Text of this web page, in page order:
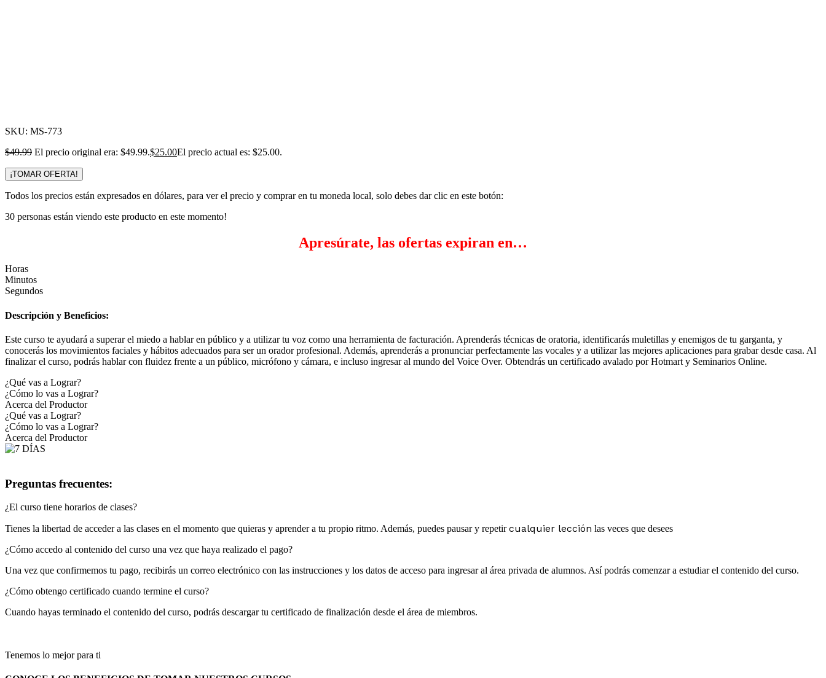
SKU: MS-773
$49.99 El precio original era: $49.99.$25.00El precio actual es: $25.00.
¡TOMAR OFERTA!
Todos los precios están expresados en dólares, para ver el precio y comprar en tu moneda local, solo debes dar clic en este botón:
30 personas están viendo este producto en este momento!
Apresúrate, las ofertas expiran en…
Horas
Minutos
Segundos
Descripción y Beneficios:
Este curso te ayudará a superar el miedo a hablar en público y a utilizar tu voz como una herramienta de facturación. Aprenderás técnicas de oratoria, identificarás muletillas y enemigos de tu garganta, y
conocerás los movimientos faciales y hábitos adecuados para ser un orador profesional. Además, aprenderás a pronunciar perfectamente las vocales y a utilizar las mejores aplicaciones para grabar desde casa. Al
finalizar el curso, podrás hablar con fluidez frente a un público, micrófono y cámara, e incluso ingresar al mundo del Voice Over. Obtendrás un certificado avalado por Hotmart y Seminarios Online.
¿Qué vas a Lograr?
¿Cómo lo vas a Lograr?
Acerca del Productor
¿Qué vas a Lograr?
¿Cómo lo vas a Lograr?
Acerca del Productor
Preguntas frecuentes:
¿El curso tiene horarios de clases?
Tienes la libertad de acceder a las clases en el momento que quieras y aprender a tu propio ritmo. Además, puedes pausar y repetircualquier lección las veces que desees
¿Cómo accedo al contenido del curso una vez que haya realizado el pago?
Una vez que confirmemos tu pago, recibirás un correo electrónico con las instrucciones y los datos de acceso para ingresar al área privada de alumnos. Así podrás comenzar a estudiar el contenido del curso.
¿Cómo obtengo certificado cuando termine el curso?
Cuando hayas terminado el contenido del curso, podrás descargar tu certificado de finalización desde el área de miembros.
Tenemos lo mejor para ti